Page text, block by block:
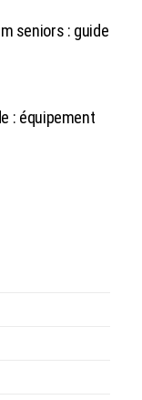
seniors : guide
: équipement